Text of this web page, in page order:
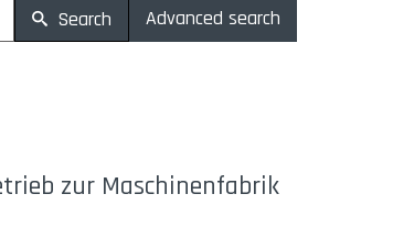
Search Advanced search
zur Maschinenfabrik